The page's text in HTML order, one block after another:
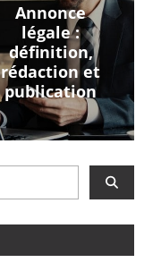
Annonce
légale :
définition,
rédaction et
publication